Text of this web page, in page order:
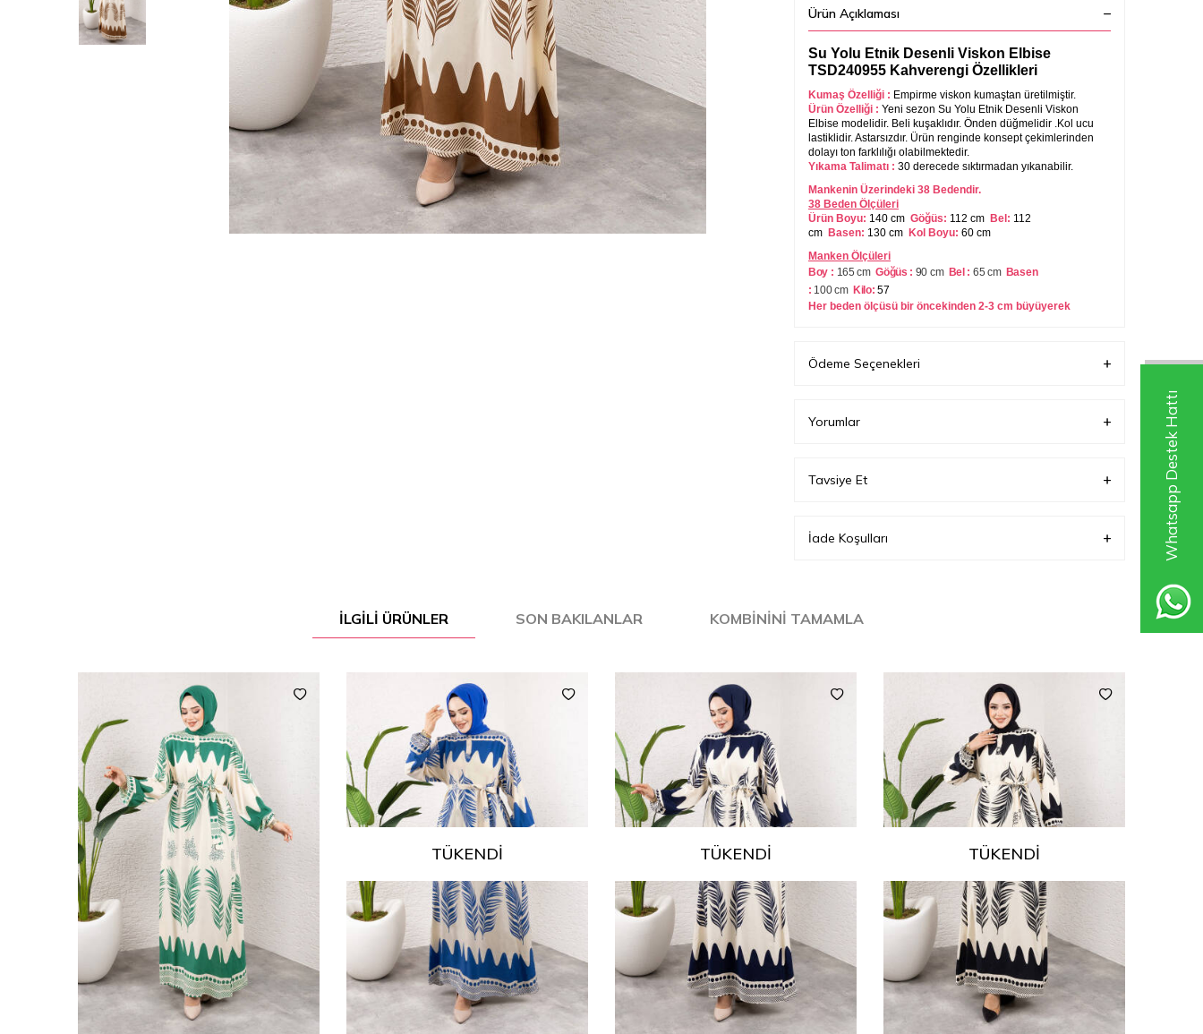
Whatsapp Destek Hattı
Ürün Açıklaması
Su Yolu Etnik Desenli Viskon Elbise
TSD240955 Kahverengi Özellikleri
Kumaş Özelliği : Empirme viskon kumaştan üretilmiştir.
Ürün Özelliği : Yeni sezon Su Yolu Etnik Desenli Viskon
Elbise modelidir. Beli kuşaklıdır. Önden düğmelidir .Kol ucu
lastiklidir. Astarsızdır. Ürün renginde konsept çekimlerinden
dolayı ton farklılığı olabilmektedir.
Yıkama Talimatı : 30 derecede sıktırmadan yıkanabilir.
Mankenin Üzerindeki 38 Bedendir.
38 Beden Ölçüleri
Ürün Boyu: 140 cm Göğüs: 112 cm Bel: 112
cm Basen: 130 cm Kol Boyu: 60 cm
Manken Ölçüleri
Boy : 165 cm Göğüs : 90 cm Bel : 65 cm Basen
: 100cm Kilo: 57
Her beden ölçüsü bir öncekinden 2-3 cm büyüyerek
Ödeme Seçenekleri
Yorumlar
Tavsiye Et
İade Koşulları
İLGILI ÜRÜNLER SON BAKILANLAR KOMBININI TAMAMLA
TÜKENDI TÜKENDI TÜKENDI